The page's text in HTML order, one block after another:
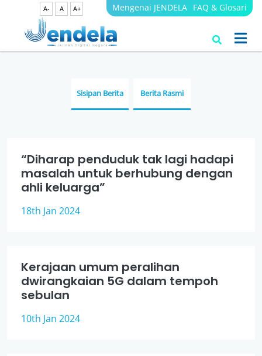
A- A A+ Mengenai JENDELA FAQ & Glosari
Berita
Sisipan Berita Berita Rasmi
“Diharap penduduk tak lagi hadapi
masalah untuk berhubung dengan
ahli keluarga”
18th Jan 2024
Kerajaan umum peralihan
dwirangkaian 5G dalam tempoh
sebulan
10th Jan 2024